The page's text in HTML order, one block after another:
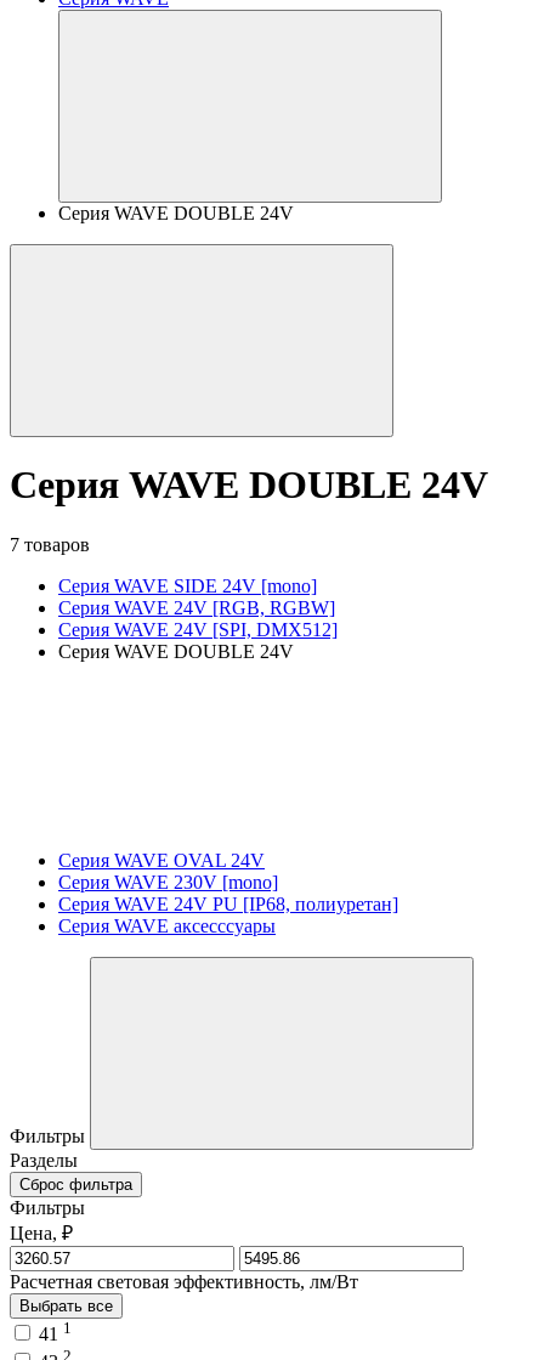
Серия WAVE DOUBLE 24V
Серия WAVE DOUBLE 24V
7 товаров
Серия WAVE SIDE 24V [mono]
Серия WAVE 24V [RGB, RGBW]
Серия WAVE 24V [SPI, DMX512]
Серия WAVE DOUBLE 24V
Серия WAVE OVAL 24V
Серия WAVE 230V [mono]
Серия WAVE 24V PU [IP68, полиуретан]
Серия WAVE аксесссуары
Фильтры
Разделы
Сброс фильтра
Фильтры
Цена, ₽
Расчетная световая эффективность, лм/Вт
Выбрать все
41 1
2